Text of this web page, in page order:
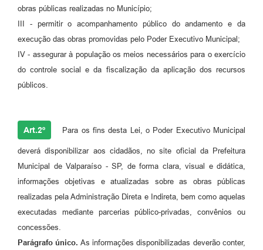
Jornal
Agenda
SIC
obras públicas realizadas no Município;
III - permitir o acompanhamento público do andamento e da
execução das obras promovidas pelo Poder Executivo Municipal;
IV - assegurar à população os meios necessários para o exercício
do controle social e da fiscalização da aplicação dos recursos
públicos.
Art.2º Para os fins desta Lei, o Poder Executivo Municipal
deverá disponibilizar aos cidadãos, no site oficial da Prefeitura
Municipal de Valparaíso - SP, de forma clara, visual e didática,
informações objetivas e atualizadas sobre as obras públicas
realizadas pela Administração Direta e Indireta, bem como aquelas
executadas mediante parcerias público-privadas, convênios ou
concessões.
Parágrafo único. As informações disponibilizadas deverão conter,